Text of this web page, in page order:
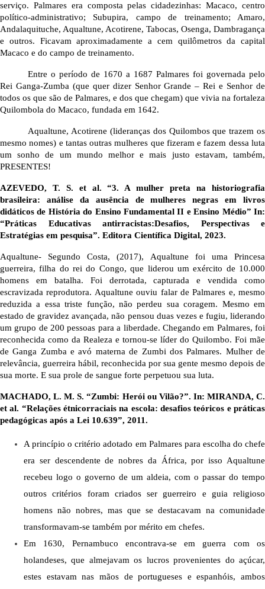
serviço. Palmares era composta pelas cidadezinhas: Macaco, centro
político-administrativo; Subupira, campo de treinamento; Amaro,
Andalaquituche, Aqualtune, Acotirene, Tabocas, Osenga, Dambragança
e outros. Ficavam aproximadamente a cem quilômetros da capital
Macaco e do campo de treinamento.
Entre o período de 1670 a 1687 Palmares foi governada pelo
Rei Ganga-Zumba (que quer dizer Senhor Grande – Rei e Senhor de
todos os que são de Palmares, e dos que chegam) que vivia na fortaleza
Quilombola do Macaco, fundada em 1642.
Aqualtune, Acotirene (lideranças dos Quilombos que trazem os
mesmo nomes) e tantas outras mulheres que fizeram e fazem dessa luta
um sonho de um mundo melhor e mais justo estavam, também,
PRESENTES!
AZEVEDO, T. S. et al. “3. A mulher preta na historiografia
brasileira: análise da ausência de mulheres negras em livros
didáticos de História do Ensino Fundamental II e Ensino Médio” In:
“Práticas Educativas antirracistas:Desafios, Perspectivas e
Estratégias em pesquisa”. Editora Científica Digital, 2023.
Aqualtune- Segundo Costa, (2017), Aqualtune foi uma Princesa
guerreira, filha do rei do Congo, que liderou um exército de 10.000
homens em batalha. Foi derrotada, capturada e vendida como
escravizada reprodutora. Aqualtune ouviu falar de Palmares e, mesmo
reduzida a essa triste função, não perdeu sua coragem. Mesmo em
estado de gravidez avançada, não pensou duas vezes e fugiu, liderando
um grupo de 200 pessoas para a liberdade. Chegando em Palmares, foi
reconhecida como da Realeza e tornou-se líder do Quilombo. Foi mãe
de Ganga Zumba e avó materna de Zumbi dos Palmares. Mulher de
relevância, guerreira hábil, reconhecida por sua gente mesmo depois de
sua morte. E sua prole de sangue forte perpetuou sua luta.
MACHADO, L. M. S. “Zumbi: Herói ou Vilão?”. In: MIRANDA, C.
et al. “Relações étnicorraciais na escola: desafios teóricos e práticas
pedagógicas após a Lei 10.639”, 2011.
A princípio o critério adotado em Palmares para escolha do chefe
era ser descendente de nobres da África, por isso Aqualtune
recebeu logo o governo de um aldeia, com o passar do tempo
outros critérios foram criados ser guerreiro e guia religioso
homens não nobres, mas que se destacavam na comunidade
transformavam-se também por mérito em chefes.
Em 1630, Pernambuco encontrava-se em guerra com os
holandeses, que almejavam os lucros provenientes do açúcar,
estes estavam nas mãos de portugueses e espanhóis, ambos